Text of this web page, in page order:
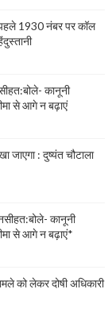
पहले 1930 नंबर पर कॉल
कानूनी
से आगे न बढ़ाएं
जाएगा : दुष्यंत चौटाला
कानूनी
से आगे न बढ़ाएं*
को लेकर दोषी अधिकारी